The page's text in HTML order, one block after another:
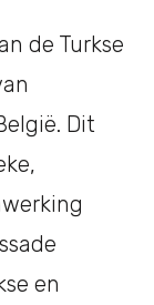
de Turkse
Dit
en